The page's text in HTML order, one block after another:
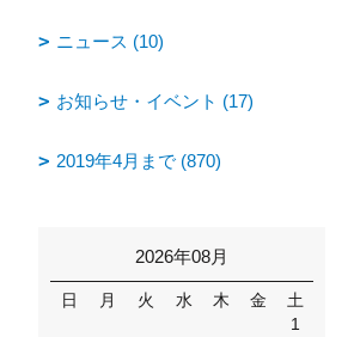
ニュース (10)
お知らせ・イベント (17)
2019年4月まで (870)
2026年08月
日 月 火 水 木 金
土
1